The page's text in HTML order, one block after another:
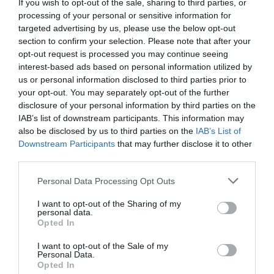
If you wish to opt-out of the sale, sharing to third parties, or
processing of your personal or sensitive information for
targeted advertising by us, please use the below opt-out
section to confirm your selection. Please note that after your
opt-out request is processed you may continue seeing
interest-based ads based on personal information utilized by
us or personal information disclosed to third parties prior to
your opt-out. You may separately opt-out of the further
disclosure of your personal information by third parties on the
IAB’s list of downstream participants. This information may
also be disclosed by us to third parties on the IAB’s List of
Downstream Participants that may further disclose it to other
Personal Data Processing Opt Outs
I want to opt-out of the Sharing of my
personal data.
Opted In
I want to opt-out of the Sale of my
Personal Data.
Opted In
applications και στην κυπριακή αγορά και είναι έτοιμος
να προάγει νέες επιχειρηματικές ιδέες, να παράσχει
τεχνογνωσία και να βοηθήσει καινοτόμα
επιχειρηματικά σχήματα να βρουν διέξοδο στην
παγκόσμια αγορά», ανέφερε στο κάλεσμα του προς τα
δυνητικά μέλη του ΣΕΚΕΕ στην Κύπρο, ο κ.
Παπαδημητρακόπουλος, προσθέτοντας ότι «ο
συγκεκριμένος Σύνδεσμος ξεφεύγει από τα μέχρι
επικράτεια, αλλά στηρίζεται στην τεχνολογική
καινοτομία που απευθύνεται στην παγκόσμια αγορά».
Ο ΣΕΚΕΕ συμμετείχε και στον εκθεσιακό χώρο του
Συνεδρίου με περίπτερο, όπου οι επισκέπτες είχαν την
ευκαιρία να ενημερωθούν για τη δράση και τη